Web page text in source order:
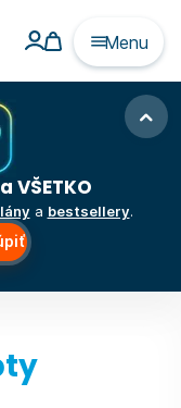
Menu
VŠETKO
a bestsellery.